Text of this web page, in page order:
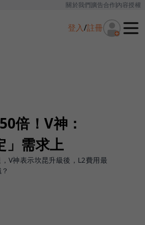
關於我們廣告合作內容授權
登入/註冊
倍！V神：
」需求上
V神表示坎昆升級後，L2費用最